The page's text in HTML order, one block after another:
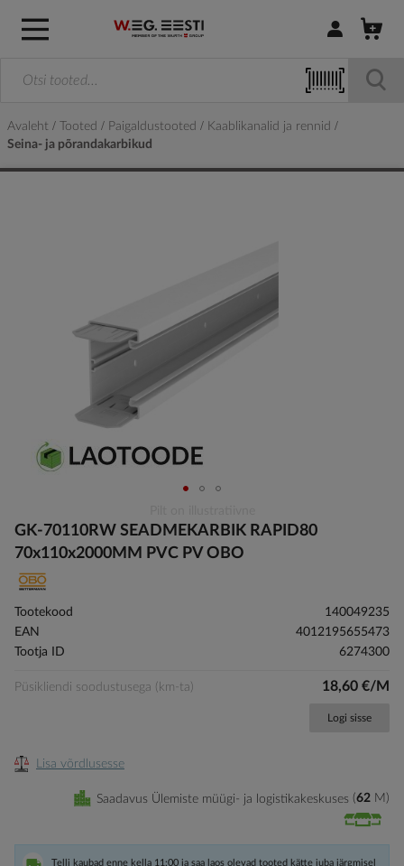
Logi sisse /
Avaleht Tooted Paigaldustooted
Kaablikanalid ja rennid
Seina- ja põrandakarbikud
to
the
of
images
gallery
GK-70110RW SEADMEKARBIK RAPID80
70x110x2000MM PVC PV OBO
Tootekood
140049235
EAN
4012195655473
Tootja ID
6274300
Püsikliendi soodustusega (km-ta) 18,60 €/M
Logi sisse
Lisa võrdlusesse
Saadavus Ülemiste müügi- ja logistikakeskuses 62 M
Telli kaubad enne kella 11:00 ja saa laos olevad tooted kätte juba järgmisel